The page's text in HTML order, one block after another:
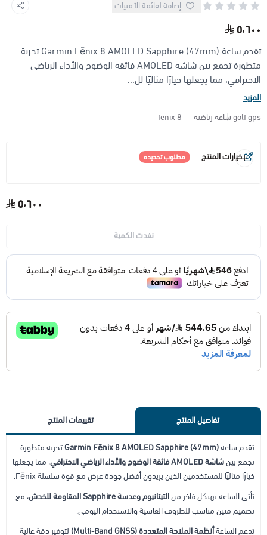
إضافة لقائمة الأمنيات
٥٬٦٠٠
تقدم ساعة Garmin Fēnix 8 AMOLED Sapphire (47mm) تجربة
متطورة تجمع بين شاشة AMOLED فائقة الوضوح والأداء الرياضي
الاحترافي، مما يجعلها خيارًا مثاليًا لل...
المزيد
golf gps ساعة رياضية
fenix 8
خيارات المنتج مطلوب تحديده
المرفقات
إضافة ملاحظة
٥٬٦٠٠
نفدت الكمية
تفاصيل المنتج تقييمات المنتج
تقدم ساعةGarmin Fēnix 8 AMOLED Sapphire (47mm)تجربة متطورة
تجمع بينشاشة AMOLED فائقة الوضوح والأداء الرياضي الاحترافي
، مما يجعلها
خيارًا مثاليًا للمستخدمين الذين يريدون أفضل جودة عرض مع قوة سلسلة Fēnix.
تأتي الساعة بهيكل فاخر منالتيتانيوم وعدسة Sapphire المقاومة للخدش
، مع
تصميم متين مناسب للظروف القاسية والاستخدام اليومي.
تدعم الساعةأنظمة الملاحة المتعددة (Multi-Band GNSS) لتوفير دقة عالية